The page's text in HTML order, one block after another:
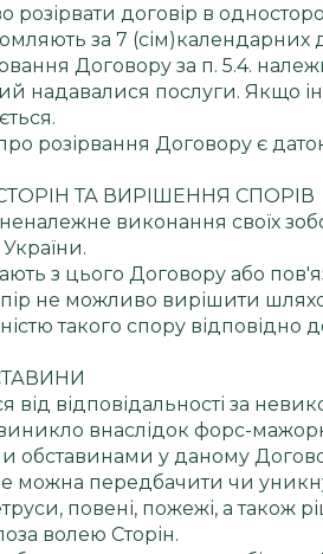
розірвати договір в
за 7 (сім)календарних
Договору за п. 5.4.
надавалися послуги. Якщо
розірвання Договору є
ТА ВИРІШЕННЯ СПОРІВ
виконання своїх
з цього Договору або
не можливо вирішити
такого спору відповідно
від відповідальності за
внаслідок форс-
обставинами у даному
можна передбачити чи
повені, пожежі, а
волею Сторін.